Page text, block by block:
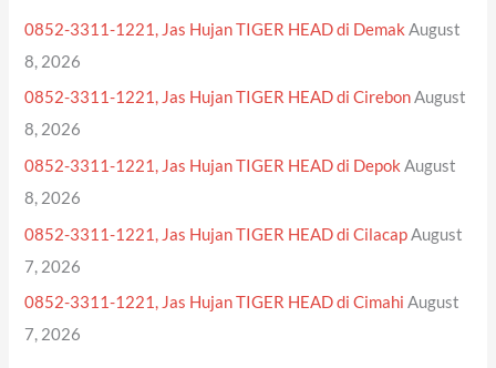
0852-3311-1221, Jas Hujan TIGER HEAD di Demak August
8, 2026
0852-3311-1221, Jas Hujan TIGER HEAD di Cirebon August
8, 2026
0852-3311-1221, Jas Hujan TIGER HEAD di Depok August
8, 2026
0852-3311-1221, Jas Hujan TIGER HEAD di Cilacap August
7, 2026
0852-3311-1221, Jas Hujan TIGER HEAD di Cimahi August
7, 2026